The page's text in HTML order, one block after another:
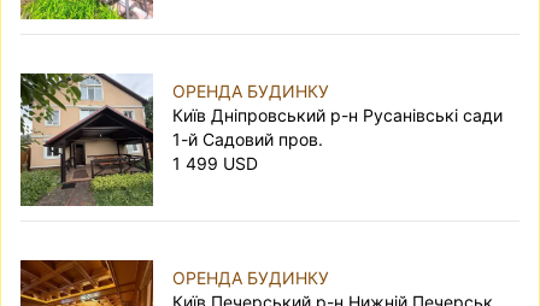
ОРЕНДА БУДИНКУ
Київ Дніпровський р-н Русанівські сади
1-й Садовий пров.
1 499 USD
ОРЕНДА БУДИНКУ
Київ Печерський р-н Нижній Печерськ